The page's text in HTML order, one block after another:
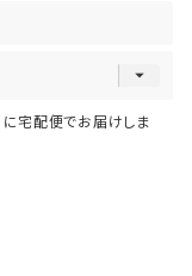
に宅配便でお届けしま